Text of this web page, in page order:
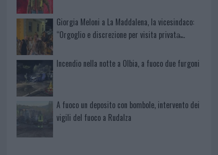
Giorgia Meloni a La Maddalena, la vicesindaco:
“Orgoglio e discrezione per visita privata̶…
Incendio nella notte a Olbia, a fuoco due furgoni
A fuoco un deposito con bombole, intervento dei
vigili del fuoco a Rudalza